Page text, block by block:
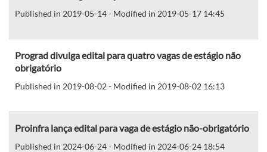
Published in 2019-05-14 - Modified in 2019-05-17 14:45
Prograd divulga edital para quatro vagas de estágio não
obrigatório
Published in 2019-08-02 - Modified in 2019-08-02 16:13
Proinfra lança edital para vaga de estágio não-obrigatório
Published in 2024-06-24 - Modified in 2024-06-24 18:54